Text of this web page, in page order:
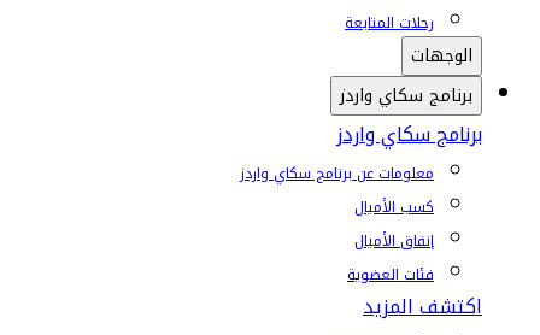
رحلات المتابعة
الوجهات
برنامج سكاي واردز
برنامج سكاي واردز
معلومات عن برنامج سكاي واردز
كسب الأميال
إنفاق الأميال
فئات العضوية
اكتشف المزيد